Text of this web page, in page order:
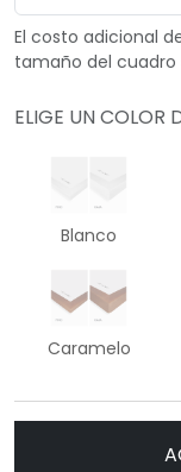
El costo adicional
tamaño del cuadro
ELIGE UN COLOR
Blanco
Caramelo